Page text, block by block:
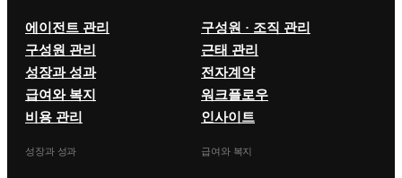
에이전트 관리
구성원 관리
성장과 성과
급여와 복지
비용 관리
구성원 · 조직 관리
근태 관리
전자계약
워크플로우
인사이트
성장과 성과 급여와 복지